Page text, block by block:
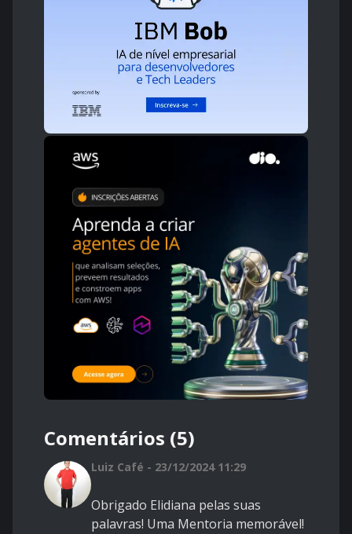
Comentários (5)
Luiz Café - 23/12/2024 11:29
Obrigado Elidiana pelas suas
palavras! Uma Mentoria memorável!